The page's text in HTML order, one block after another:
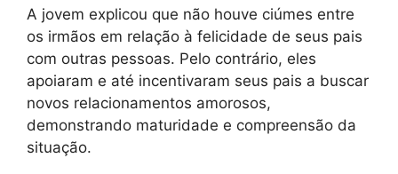
A jovem explicou que não houve ciúmes entre
os irmãos em relação à felicidade de seus pais
com outras pessoas. Pelo contrário, eles
apoiaram e até incentivaram seus pais a buscar
novos relacionamentos amorosos,
demonstrando maturidade e compreensão da
situação.